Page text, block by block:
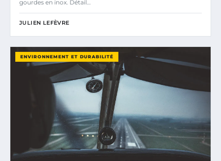
gourdes en inox. Détail…
JULIEN LEFÈVRE
ENVIRONNEMENT ET DURABILITÉ